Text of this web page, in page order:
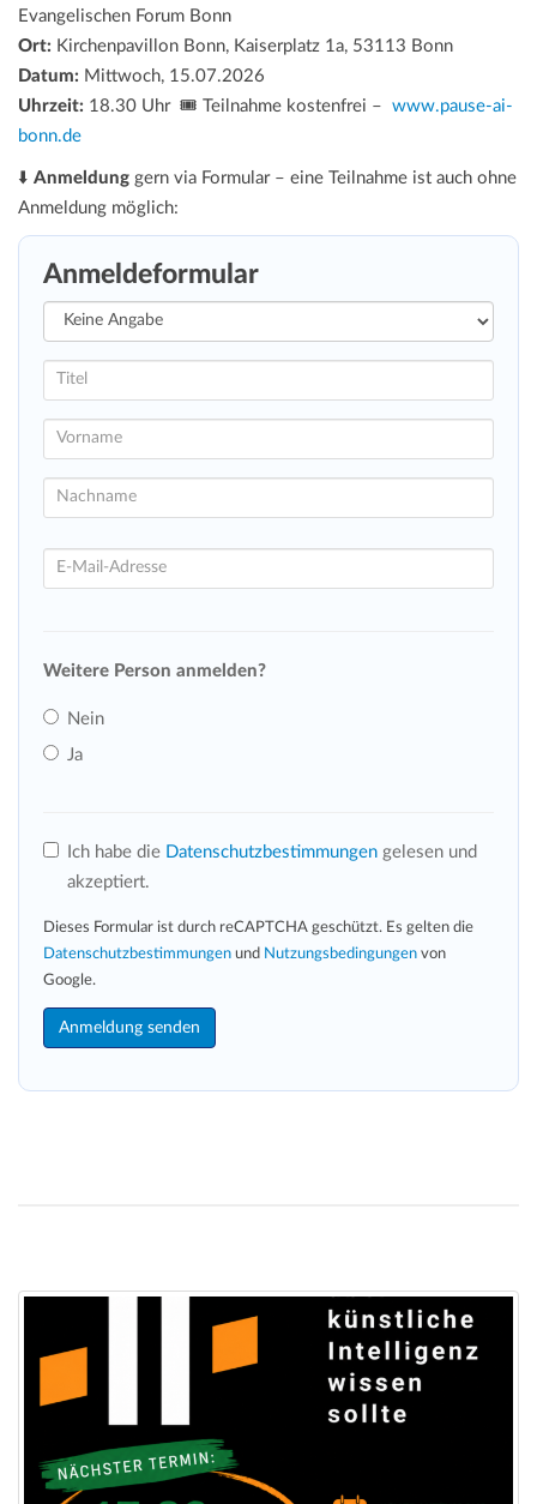
Evangelischen Forum Bonn
Ort: Kirchenpavillon Bonn, Kaiserplatz 1a, 53113 Bonn
Datum: Mittwoch, 15.07.2026
Uhrzeit: 18.30 Uhr 🎟️ Teilnahme kostenfrei – www.pause-ai-
bonn.de
⬇️ Anmeldung gern via Formular – eine Teilnahme ist auch ohne
Anmeldung möglich:
Anmeldeformular
Weitere Person anmelden?
Nein
Ja
Ich habe die Datenschutzbestimmungen gelesen und
akzeptiert.
Dieses Formular ist durch reCAPTCHA geschützt. Es gelten die
Datenschutzbestimmungen und Nutzungsbedingungen von
Google.